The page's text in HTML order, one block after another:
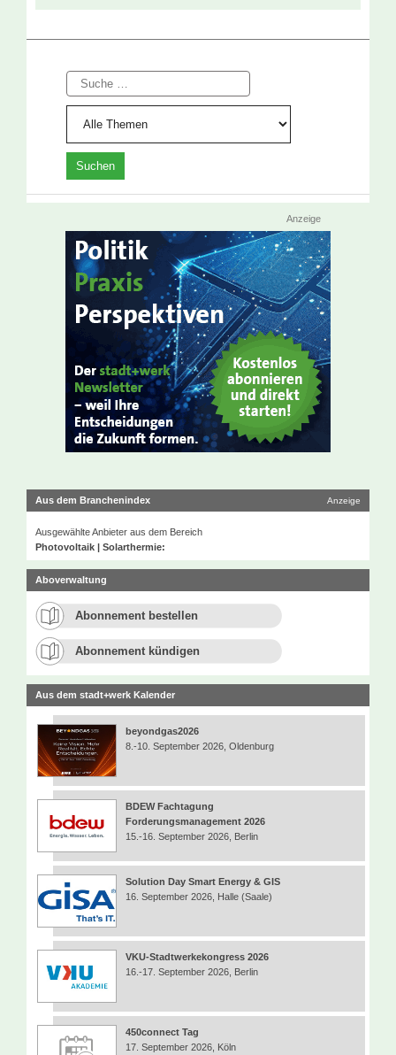
Suche
Anzeige
Aus dem Branchenindex Anzeige
Ausgewählte Anbieter aus dem Bereich
Photovoltaik | Solarthermie:
Aboverwaltung
Abonnement bestellen
Abonnement kündigen
Aus dem stadt+werk Kalender
beyondgas2026
8.-10. September 2026, Oldenburg
BDEW Fachtagung
Forderungsmanagement 2026
15.-16. September 2026, Berlin
Solution Day Smart Energy & GIS
16. September 2026, Halle (Saale)
VKU-Stadtwerkekongress 2026
16.-17. September 2026, Berlin
450connect Tag
17. September 2026, Köln